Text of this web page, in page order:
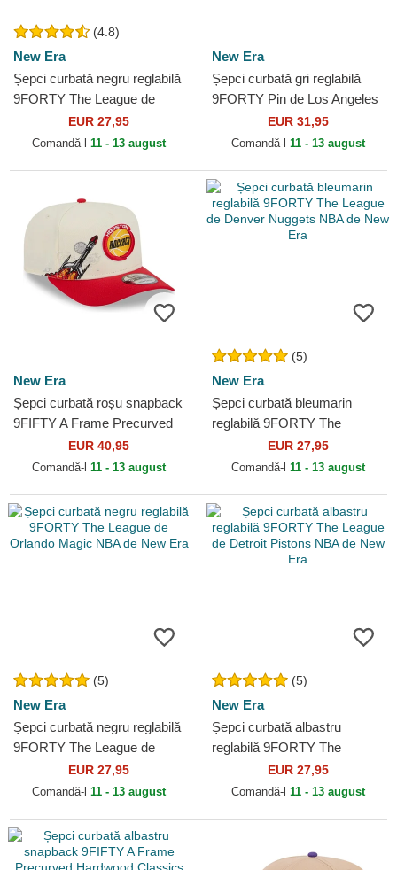
(4.8)
New Era
Șepci curbată negru reglabilă
9FORTY The League de
Miami Heat NBA de New Era
EUR 27,95
Comandă-l 11 - 13 august
New Era
Șepci curbată gri reglabilă
9FORTY Pin de Los Angeles
Lakers NBA de New Era
EUR 31,95
Comandă-l 11 - 13 august
New Era
Șepci curbată roșu snapback
9FIFTY A Frame Precurved
Hardwood Classics de
Houston Rockets NBA de...
EUR 40,95
Comandă-l 11 - 13 august
(5)
New Era
Șepci curbată bleumarin
reglabilă 9FORTY The
League de Denver Nuggets
NBA de New Era
EUR 27,95
Comandă-l 11 - 13 august
(5)
New Era
Șepci curbată negru reglabilă
9FORTY The League de
Orlando Magic NBA de New
Era
EUR 27,95
Comandă-l 11 - 13 august
(5)
New Era
Șepci curbată albastru
reglabilă 9FORTY The
League de Detroit Pistons
NBA de New Era
EUR 27,95
Comandă-l 11 - 13 august